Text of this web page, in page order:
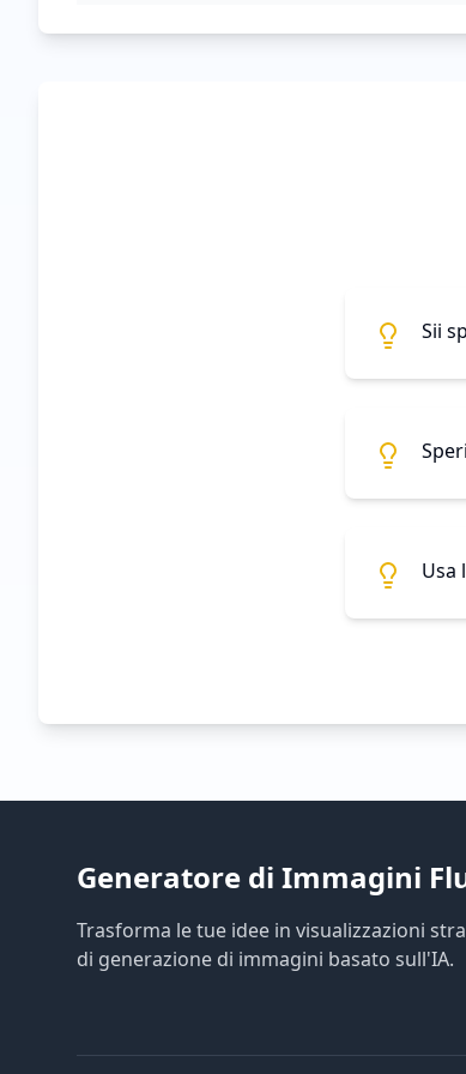
Sii
Usa
Generatore di Immagini
Trasforma le tue idee in visualizzazioni
di generazione di immagini basato sull'IA.